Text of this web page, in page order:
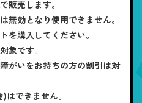
販売します。
効となり使用できません。
を購入してください。
象です。
がいをお持ちの方の割引は対
できません。